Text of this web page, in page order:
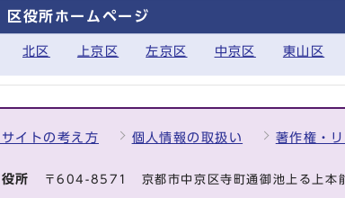
区役所ホームページ
北区 上京区 左京区 中京区 東山区
サイトの考え方 個人情報の取扱い 著作権・
役所 〒604-8571 京都市中京区寺町通御池上る上